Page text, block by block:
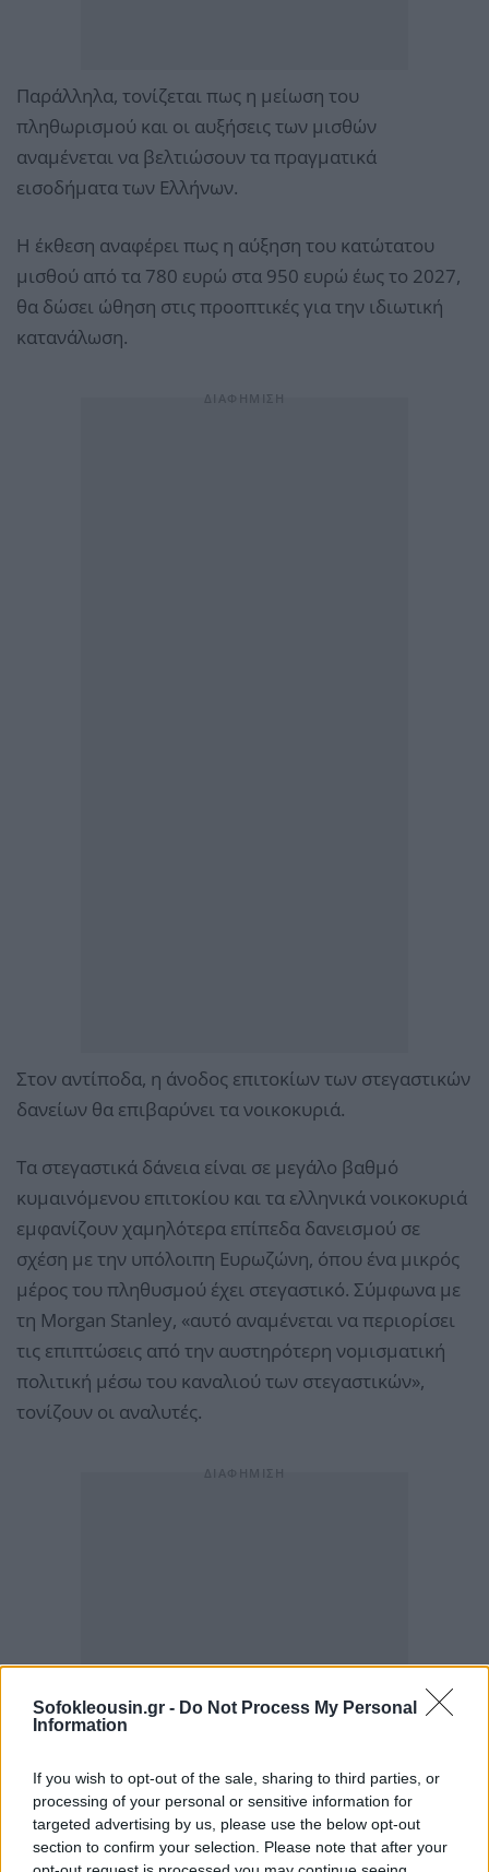
Sofokleousin.gr - Do Not Process My Personal
Information
If you wish to opt-out of the sale, sharing to third parties, or
processing of your personal or sensitive information for
targeted advertising by us, please use the below opt-out
section to confirm your selection. Please note that after your
Παράλληλα, τονίζεται πως η μείωση του
πληθωρισμού και οι αυξήσεις των μισθών
αναμένεται να βελτιώσουν τα πραγματικά
εισοδήματα των Ελλήνων.
Η έκθεση αναφέρει πως η αύξηση του κατώτατου
μισθού από τα 780 ευρώ στα 950 ευρώ έως το 2027,
θα δώσει ώθηση στις προοπτικές για την ιδιωτική
κατανάλωση.
Στον αντίποδα, η άνοδος επιτοκίων των στεγαστικών
δανείων θα επιβαρύνει τα νοικοκυριά.
Τα στεγαστικά δάνεια είναι σε μεγάλο βαθμό
κυμαινόμενου επιτοκίου και τα ελληνικά νοικοκυριά
εμφανίζουν χαμηλότερα επίπεδα δανεισμού σε
σχέση με την υπόλοιπη Ευρωζώνη, όπου ένα μικρός
μέρος του πληθυσμού έχει στεγαστικό. Σύμφωνα με
τη Morgan Stanley, «αυτό αναμένεται να περιορίσει
τις επιπτώσεις από την αυστηρότερη νομισματική
πολιτική μέσω του καναλιού των στεγαστικών»,
τονίζουν οι αναλυτές.